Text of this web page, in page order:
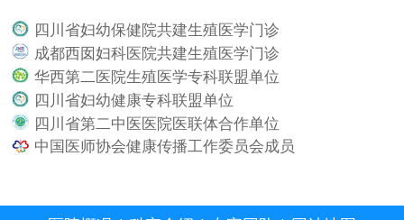
四川省妇幼保健院共建生殖医学门诊
成都西囡妇科医院共建生殖医学门诊
华西第二医院生殖医学专科联盟单位
四川省妇幼健康专科联盟单位
四川省第二中医医院医联体合作单位
中国医师协会健康传播工作委员会成员